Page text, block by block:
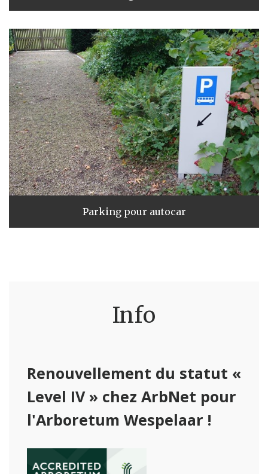
Parking pour autocar
Info
Renouvellement du statut «
Level IV » chez ArbNet pour
l'Arboretum Wespelaar !